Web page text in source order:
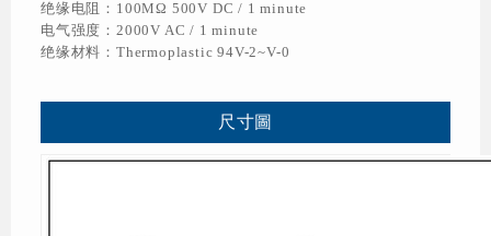
绝缘电阻：100MΩ 500V DC / 1 minute
电气强度：2000V AC / 1 minute
绝缘材料：Thermoplastic 94V-2~V-0
尺寸圖